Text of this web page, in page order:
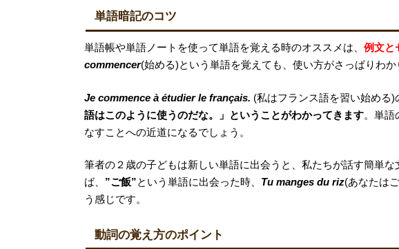
単語暗記のコツ
単語帳や単語ノートを使って単語を覚える時のオススメは、 例文と
commencer(始める)という単語を覚えても、使い方がさっぱりわか
Je commence à étudier le français. (私はフランス語を習い始める)
語はこのように使うのだな。」ということがわかってきます。単語
なすことへの近道になるでしょう。
筆者の２歳の子どもは新しい単語に出会うと、私たちが話す簡単
ば、 ”ご飯”という単語に出会った時、 Tu manges du riz(あなたは
う感じです。
動詞の覚え方のポイント